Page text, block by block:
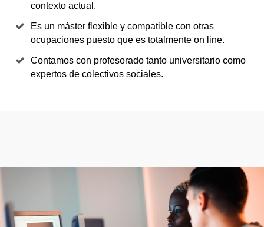
contexto actual.
Es un máster flexible y compatible con otras
ocupaciones puesto que es totalmente on line.
Contamos con profesorado tanto universitario como
expertos de colectivos sociales.